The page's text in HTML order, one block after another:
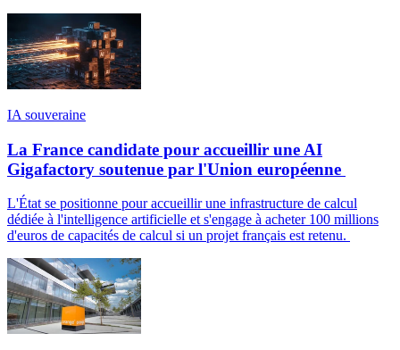
IA souveraine
La France candidate pour accueillir une AI
Gigafactory soutenue par l'Union européenne
L'État se positionne pour accueillir une infrastructure de calcul
dédiée à l'intelligence artificielle et s'engage à acheter 100 millions
d'euros de capacités de calcul si un projet français est retenu.